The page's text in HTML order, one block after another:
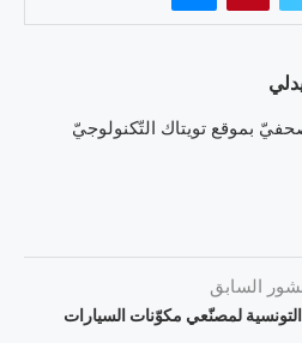
بموقع تويتاك التّكنولوجيّ
السابق
لمصنّعي مكوّنات السيارات